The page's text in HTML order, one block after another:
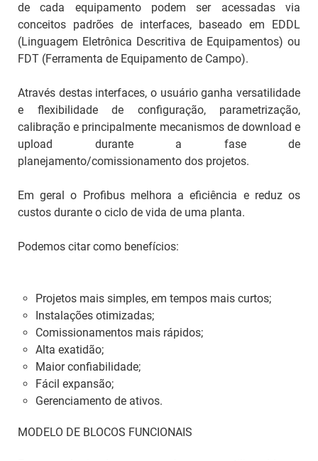
de cada equipamento podem ser acessadas via
conceitos padrões de interfaces, baseado em EDDL
(Linguagem Eletrônica Descritiva de Equipamentos) ou
FDT (Ferramenta de Equipamento de Campo).
Através destas interfaces, o usuário ganha versatilidade
e flexibilidade de configuração, parametrização,
calibração e principalmente mecanismos de download e
upload
durante a fase de
planejamento/comissionamento dos projetos.
Em geral o Profibus melhora a eficiência e reduz os
custos durante o ciclo de vida de uma planta.
Podemos citar como benefícios:
Projetos mais simples, em tempos mais curtos;
Instalações otimizadas;
Comissionamentos mais rápidos;
Alta exatidão;
Maior confiabilidade;
Fácil expansão;
Gerenciamento de ativos.
MODELO DE BLOCOS FUNCIONAIS